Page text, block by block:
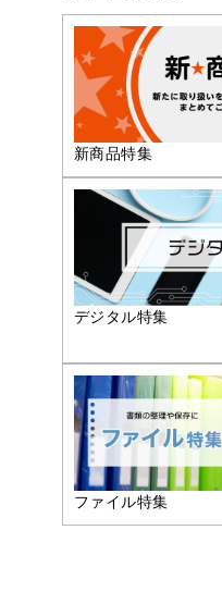
新商品特集
デジタル特集
ファイル特集